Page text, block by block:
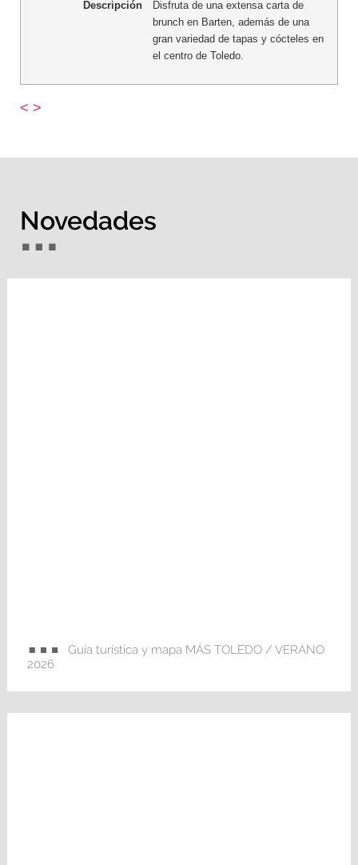
Descripción
Disfruta de una extensa carta de
brunch en Barten, además de una
gran variedad de tapas y cócteles en
el centro de Toledo.
< >
Novedades
Guía turística y mapa MÁS TOLEDO / VERANO
2026